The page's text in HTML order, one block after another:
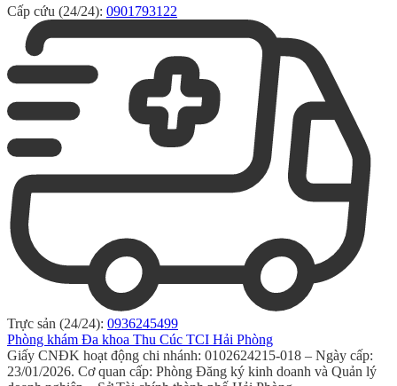
Cấp cứu (24/24): 0901793122
Trực sản (24/24): 0936245499
Phòng khám Đa khoa Thu Cúc TCI Hải Phòng
Giấy CNĐK hoạt động chi nhánh: 0102624215-018 – Ngày cấp:
23/01/2026. Cơ quan cấp: Phòng Đăng ký kinh doanh và Quản lý